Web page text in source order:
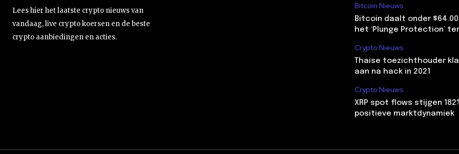
Lees hier het laatste crypto nieuws van
vandaag, live crypto koersen en de beste
crypto aanbiedingen en acties.
Bitcoin Nieuws
Bitcoin daalt onder
het ‘Plunge Protection’
Crypto Nieuws
Thaise toezichthouder
aan na hack in 2021
Crypto Nieuws
XRP spot flows stijgen
positieve marktdynamiek